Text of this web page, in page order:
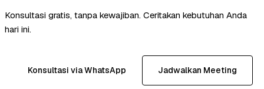
Konsultasi gratis, tanpa kewajiban. Ceritakan kebutuhan Anda
hari ini.
Konsultasi via WhatsApp Jadwalkan Meeting